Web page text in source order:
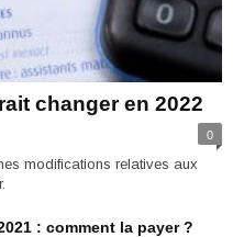
changer en 2022
0
modifications relatives aux
: comment la payer ?